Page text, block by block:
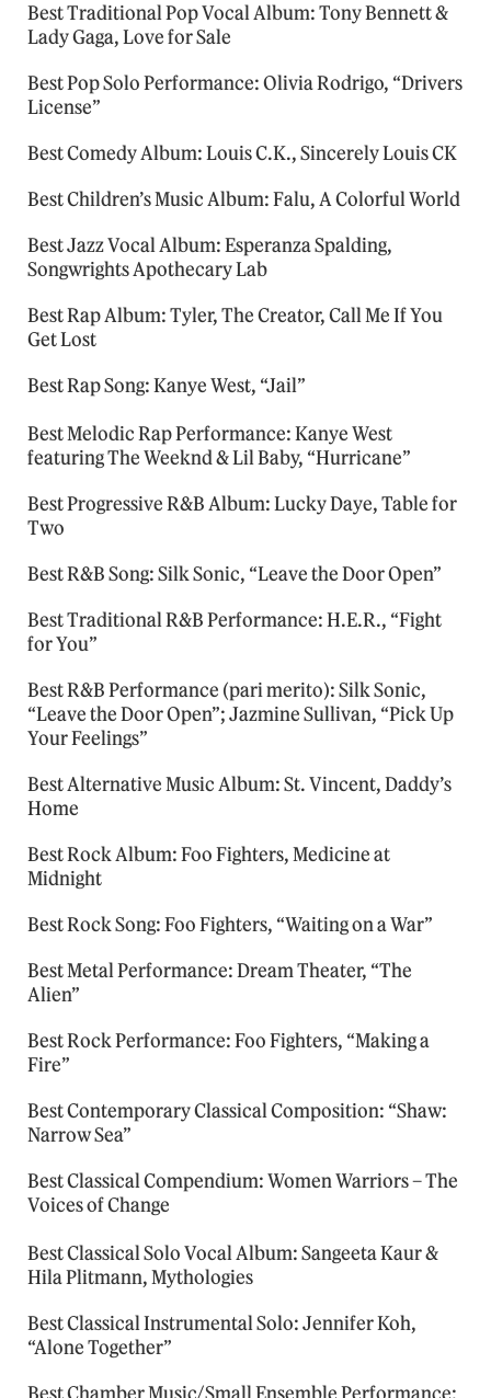
Best Traditional Pop Vocal Album: Tony Bennett &
Lady Gaga, Love for Sale
Best Pop Solo Performance: Olivia Rodrigo, “Drivers
License”
Best Comedy Album: Louis C.K., Sincerely Louis CK
Best Children’s Music Album: Falu, A Colorful World
Best Jazz Vocal Album: Esperanza Spalding,
Songwrights Apothecary Lab
Best Rap Album: Tyler, The Creator, Call Me If You
Get Lost
Best Rap Song: Kanye West, “Jail”
Best Melodic Rap Performance: Kanye West
featuring The Weeknd & Lil Baby, “Hurricane”
Best Progressive R&B Album: Lucky Daye, Table for
Two
Best R&B Song: Silk Sonic, “Leave the Door Open”
Best Traditional R&B Performance: H.E.R., “Fight
for You”
Best R&B Performance (pari merito): Silk Sonic,
“Leave the Door Open”; Jazmine Sullivan, “Pick Up
Your Feelings”
Best Alternative Music Album: St. Vincent, Daddy’s
Home
Best Rock Album: Foo Fighters, Medicine at
Midnight
Best Rock Song: Foo Fighters, “Waiting on a War”
Best Metal Performance: Dream Theater, “The
Alien”
Best Rock Performance: Foo Fighters, “Making a
Fire”
Best Contemporary Classical Composition: “Shaw:
Narrow Sea”
Best Classical Compendium: Women Warriors – The
Voices of Change
Best Classical Solo Vocal Album: Sangeeta Kaur &
Hila Plitmann, Mythologies
Best Classical Instrumental Solo: Jennifer Koh,
“Alone Together”